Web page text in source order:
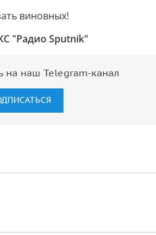
виновных!
"Радио Sputnik"
на наш Telegram-канал